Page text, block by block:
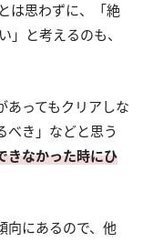
は思わずに、「絶
」と考えるのも、
あってもクリアしな
べき」などと思う
きなかった時にひ
向にあるので、他